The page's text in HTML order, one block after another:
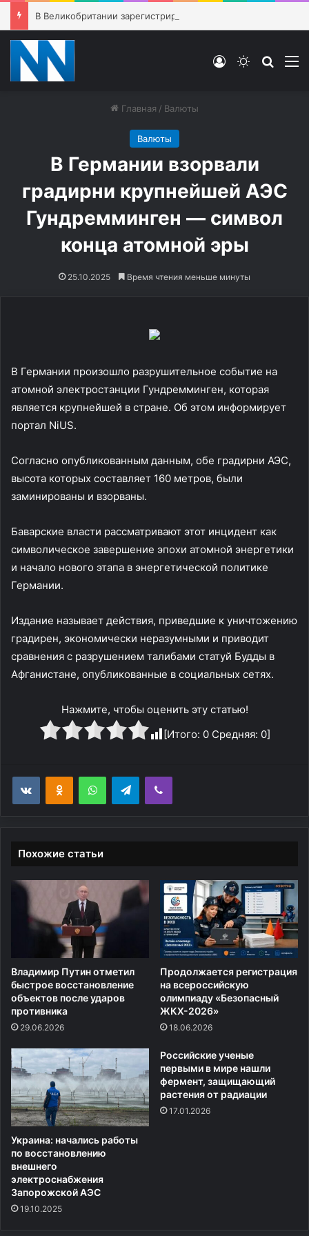
Switch skin
Войти
Главная / Валюты
Валюты
В Германии взорвали
градирни крупнейшей АЭС
Гундремминген — символ
конца атомной эры
25.10.2025 Время чтения меньше минуты
В Германии произошло разрушительное событие на
атомной электростанции Гундремминген, которая
является крупнейшей в стране. Об этом информирует
портал NiUS.
Согласно опубликованным данным, обе градирни АЭС,
высота которых составляет 160 метров, были
заминированы и взорваны.
Баварские власти рассматривают этот инцидент как
символическое завершение эпохи атомной энергетики
и начало нового этапа в энергетической политике
Германии.
Издание называет действия, приведшие к уничтожению
градирен, экономически неразумными и приводит
сравнения с разрушением талибами статуй Будды в
Афганистане, опубликованные в социальных сетях.
Нажмите, чтобы оценить эту статью!
[Итого: 0Средняя: 0]
Telegram
Похожие статьи
Владимир Путин отметил
быстрое восстановление
объектов после ударов
противника
29.06.2026
Продолжается регистрация
на всероссийскую
олимпиаду «Безопасный
ЖКХ-2026»
18.06.2026
Украина: начались работы
по восстановлению
внешнего
электроснабжения
Запорожской АЭС
19.10.2025
Российские ученые
первыми в мире нашли
фермент, защищающий
растения от радиации
17.01.2026